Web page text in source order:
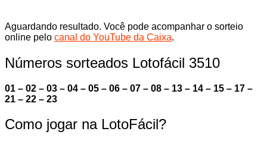
Aguardando resultado. Você pode acompanhar o sorteio
online pelo canal do YouTube da Caixa.
Números sorteados Lotofácil 3510
01 – 02 – 03 – 04 – 05 – 06 – 07 – 08 – 13 – 14 – 15 – 17 –
21 – 22 – 23
Como jogar na LotoFácil?